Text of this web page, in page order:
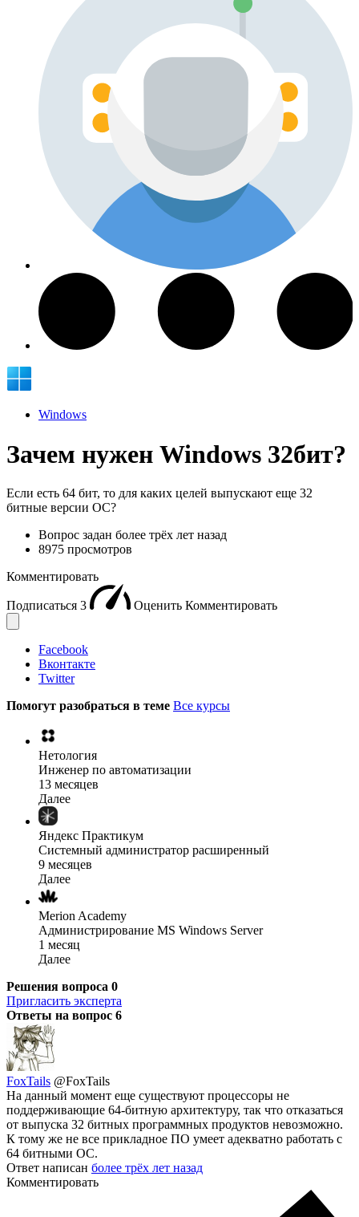
Windows
Зачем нужен Windows 32бит?
Если есть 64 бит, то для каких целей выпускают еще 32
битные версии ОС?
Вопрос задан более трёх лет назад
8975 просмотров
Комментировать
Подписаться 3 Оценить Комментировать
Facebook
Вконтакте
Twitter
Помогут разобраться в теме Все курсы
Нетология
Инженер по автоматизации
13 месяцев
Далее
Яндекс Практикум
Системный администратор расширенный
9 месяцев
Далее
Merion Academy
Администрирование MS Windows Server
1 месяц
Далее
Решения вопроса 0
Пригласить эксперта
Ответы на вопрос 6
FoxTails @FoxTails
На данный момент еще существуют процессоры не
поддерживающие 64-битную архитектуру, так что отказаться
от выпуска 32 битных программных продуктов невозможно.
К тому же не все прикладное ПО умеет адекватно работать с
64 битными ОС.
Ответ написан более трёх лет назад
Комментировать